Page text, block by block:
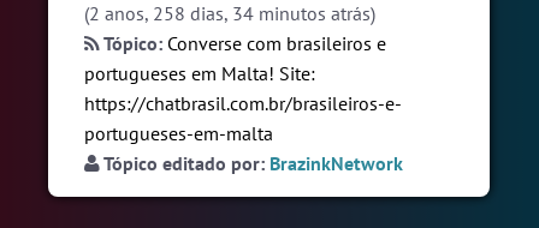
English Português Español © 2018 Brazink
(2 anos, 258 dias, 34 minutos atrás)
Tópico: Converse com brasileiros e
portugueses em Malta! Site:
https://chatbrasil.com.br/brasileiros-e-
portugueses-em-malta
Tópico editado por: BrazinkNetwork